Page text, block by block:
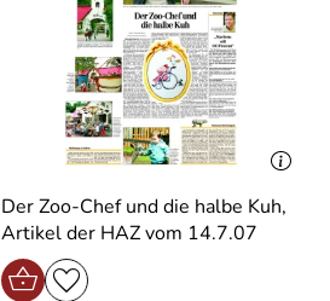
Der Zoo-Chef und die halbe Kuh,
Artikel der HAZ vom 14.7.07